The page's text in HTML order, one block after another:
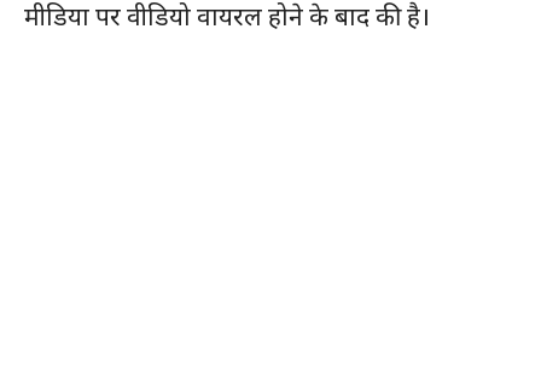
मीडिया पर वीडियो वायरल होने के बाद की है।